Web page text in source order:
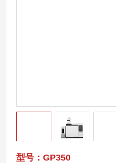
型号：GP350